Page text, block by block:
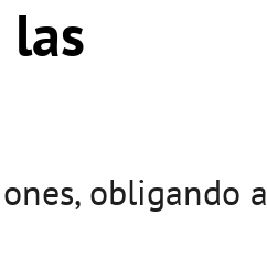
obligando a